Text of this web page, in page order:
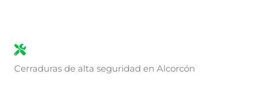
Cerraduras de alta seguridad en Alcorcón